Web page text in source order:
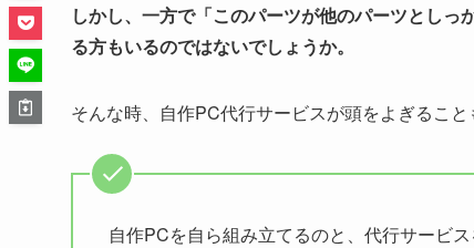
しかし、一方で「このパーツが他のパーツとし
る方もいるのではないでしょうか。
そんな時、自作PC代行サービスが頭をよぎること
自作PCを自ら組み立てるのと、代行サービ